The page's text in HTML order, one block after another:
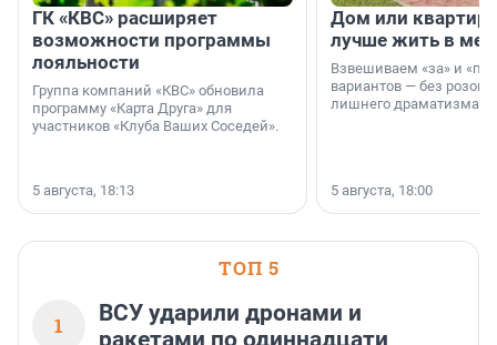
ГК «КВС» расширяет
возможности программы
лояльности
Группа компаний «КВС» обновила
программу «Карта Друга» для
участников «Клуба Ваших Соседей».
5 августа, 18:13
Дом или
лучше жить в
Взвешиваем «за» и
вариантов — без
лишнего драматизма.
5 августа, 18:00
ТОП 5
1
ВСУ ударили дронами и
ракетами по одиннадцати